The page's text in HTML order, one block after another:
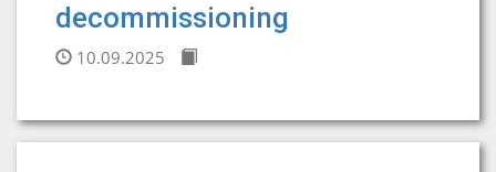
decommissioning
10.09.2025